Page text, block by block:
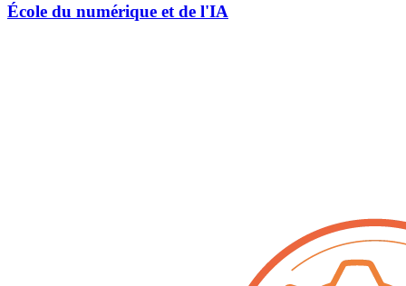
École du numérique et de l'IA